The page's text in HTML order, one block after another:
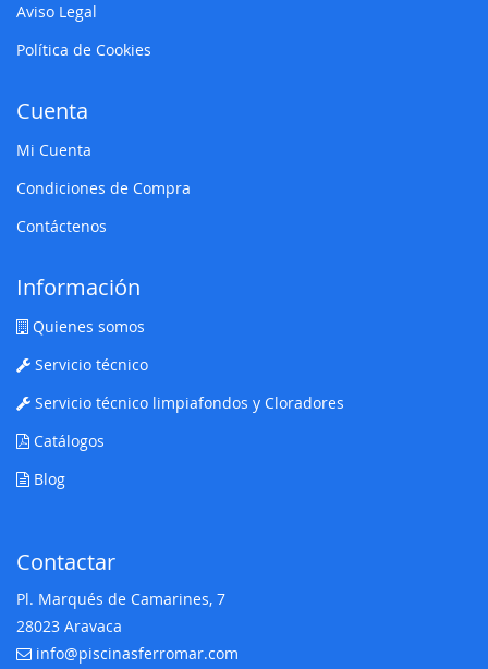
Aviso Legal
Política de Cookies
Cuenta
Mi Cuenta
Condiciones de Compra
Contáctenos
Información
Quienes somos
Servicio técnico
Servicio técnico limpiafondos y Cloradores
Catálogos
Blog
Contactar
Pl. Marqués de Camarines, 7
28023 Aravaca
E-mail:
info@piscinasferromar.com